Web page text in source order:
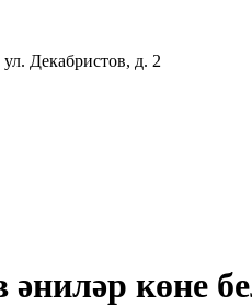
Декабристов, д. 2
көне